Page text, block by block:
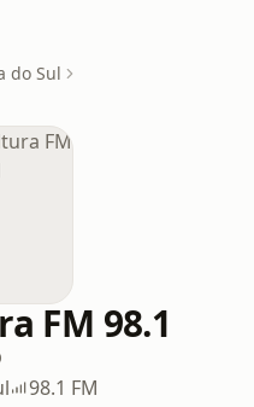
do Sul
FM 98.1
98.1 FM